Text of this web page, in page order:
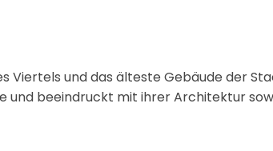
Viertels und das älteste Gebäude der
und beeindruckt mit ihrer Architektur